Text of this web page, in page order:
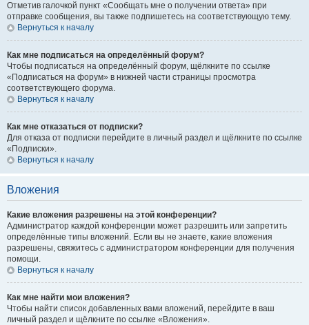
Отметив галочкой пункт «Сообщать мне о получении ответа» при
отправке сообщения, вы также подпишетесь на соответствующую тему.
Вернуться к началу
Как мне подписаться на определённый форум?
Чтобы подписаться на определённый форум, щёлкните по ссылке
«Подписаться на форум» в нижней части страницы просмотра
соответствующего форума.
Вернуться к началу
Как мне отказаться от подписки?
Для отказа от подписки перейдите в личный раздел и щёлкните по ссылке
«Подписки».
Вернуться к началу
Вложения
Какие вложения разрешены на этой конференции?
Администратор каждой конференции может разрешить или запретить
определённые типы вложений. Если вы не знаете, какие вложения
разрешены, свяжитесь с администратором конференции для получения
помощи.
Вернуться к началу
Как мне найти мои вложения?
Чтобы найти список добавленных вами вложений, перейдите в ваш
личный раздел и щёлкните по ссылке «Вложения».